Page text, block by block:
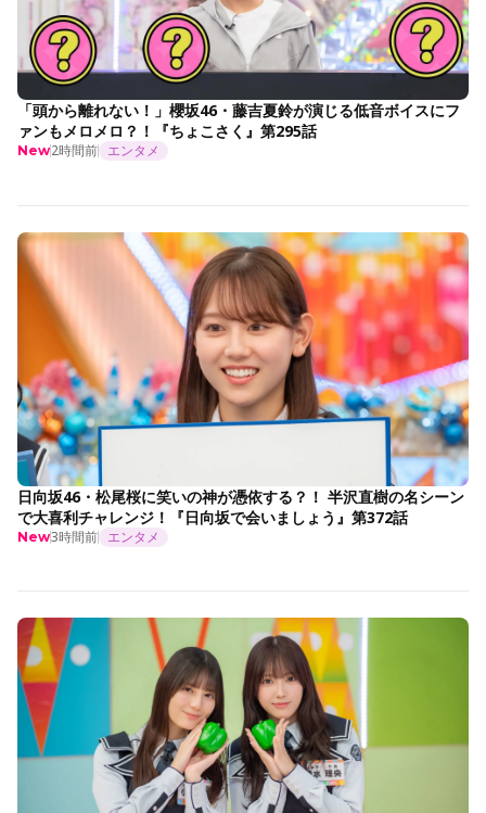
「頭から離れない！」櫻坂46・藤吉夏鈴が演じる低音ボイスにフ
ァンもメロメロ？！『ちょこさく』第295話
New2時間前 エンタメ
日向坂46・松尾桜に笑いの神が憑依する？！ 半沢直樹の名シーン
で大喜利チャレンジ！『日向坂で会いましょう』第372話
New3時間前 エンタメ